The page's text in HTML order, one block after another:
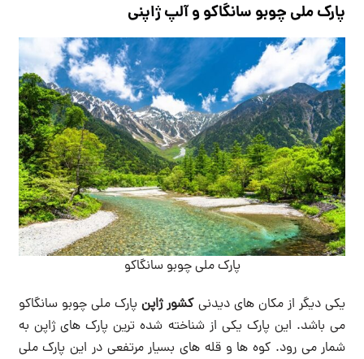
پارک ملی چوبو سانگاکو و آلپ ژاپنی
پارک ملی چوبو سانگاکو
یکی دیگر از مکان های دیدنیکشور ژاپنپارک ملی چوبو سانگاکو
می باشد. این پارک یکی از شناخته شده ترین پارک های ژاپن به
شمار می رود. کوه ها و قله های بسیار مرتفعی در این پارک ملی